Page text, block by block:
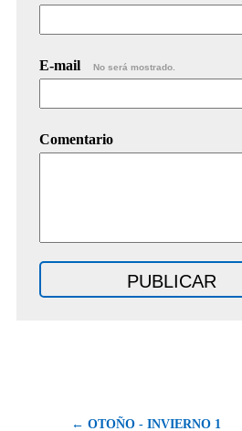
E-mail No será mostrado.
Comentario
← OTOÑO - INVIERNO 1